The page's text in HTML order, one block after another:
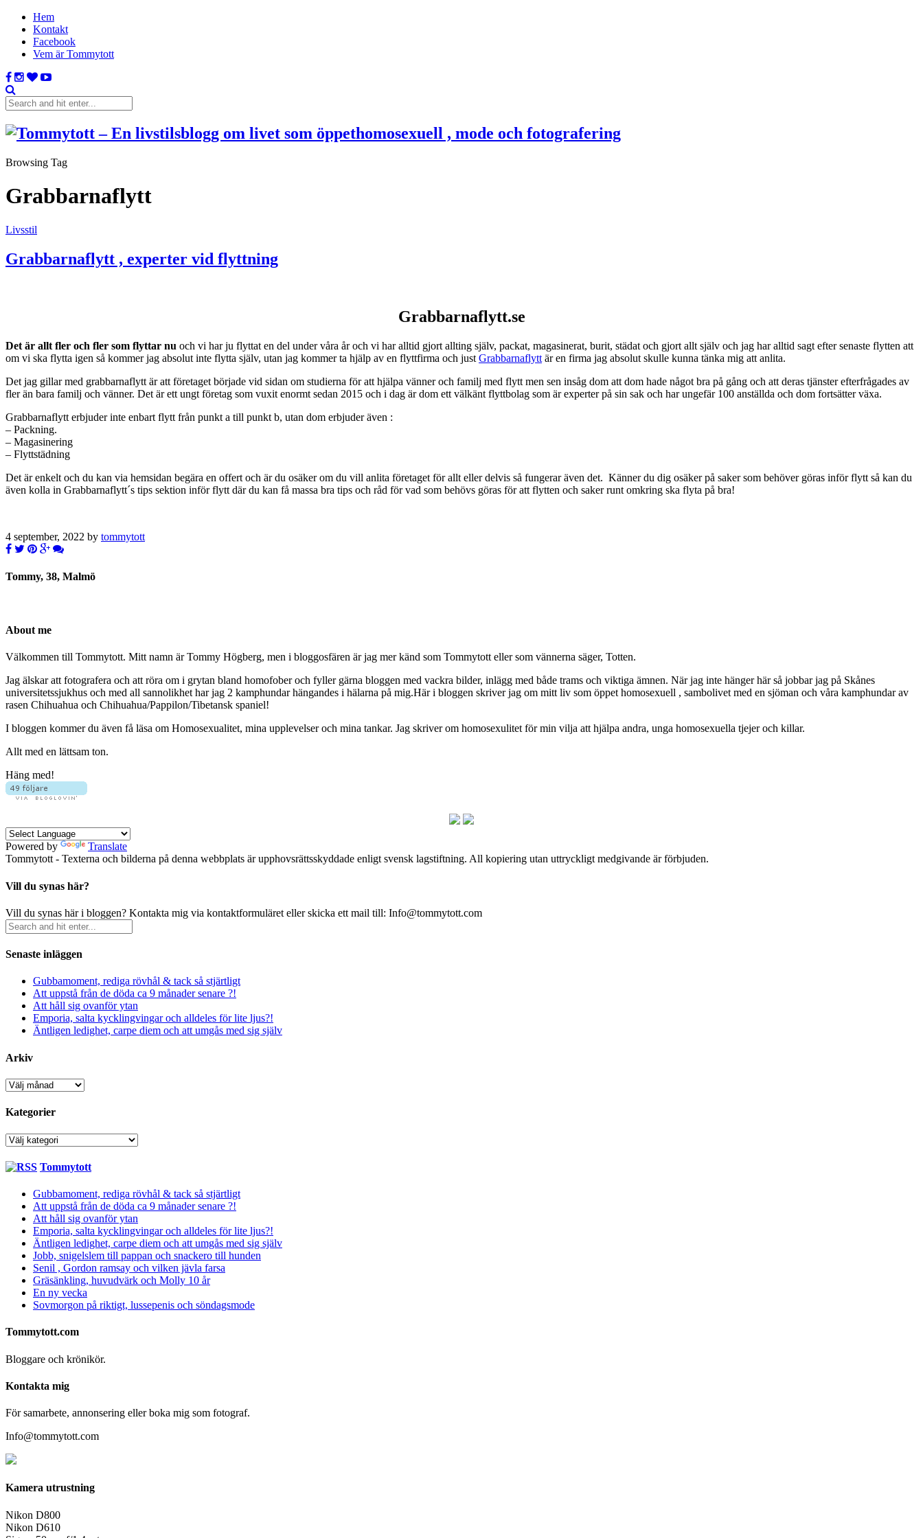
Hem
Kontakt
Facebook
Vem är Tommytott
Browsing Tag
Grabbarnaflytt
Livsstil
Grabbarnaflytt , experter vid flyttning
Grabbarnaflytt.se
Det är allt fler och fler som flyttar nu och vi har ju flyttat en del under våra år och vi har alltid gjort allting själv, packat, magasinerat, burit, städat och gjort allt själv och jag har alltid sagt efter senaste flytten att
om vi ska flytta igen så kommer jag absolut inte flytta själv, utan jag kommer ta hjälp av en flyttfirma och just Grabbarnaflytt är en firma jag absolut skulle kunna tänka mig att anlita.
Det jag gillar med grabbarnaflytt är att företaget började vid sidan om studierna för att hjälpa vänner och familj med flytt men sen insåg dom att dom hade något bra på gång och att deras tjänster efterfrågades av
fler än bara familj och vänner. Det är ett ungt företag som vuxit enormt sedan 2015 och i dag är dom ett välkänt flyttbolag som är experter på sin sak och har ungefär 100 anställda och dom fortsätter växa.
Grabbarnaflytt erbjuder inte enbart flytt från punkt a till punkt b, utan dom erbjuder även :
– Packning.
– Magasinering
– Flyttstädning
Det är enkelt och du kan via hemsidan begära en offert och är du osäker om du vill anlita företaget för allt eller delvis så fungerar även det. Känner du dig osäker på saker som behöver göras inför flytt så kan du
även kolla in Grabbarnaflytt´s tips sektion inför flytt där du kan få massa bra tips och råd för vad som behövs göras för att flytten och saker runt omkring ska flyta på bra!
4 september, 2022 by tommytott
Tommy, 38, Malmö
About me
Välkommen till Tommytott. Mitt namn är Tommy Högberg, men i bloggosfären är jag mer känd som Tommytott eller som vännerna säger, Totten.
Jag älskar att fotografera och att röra om i grytan bland homofober och fyller gärna bloggen med vackra bilder, inlägg med både trams och viktiga ämnen. När jag inte hänger här så jobbar jag på Skånes
universitetssjukhus och med all sannolikhet har jag 2 kamphundar hängandes i hälarna på mig.Här i bloggen skriver jag om mitt liv som öppet homosexuell , sambolivet med en sjöman och våra kamphundar av
rasen Chihuahua och Chihuahua/Pappilon/Tibetansk spaniel!
I bloggen kommer du även få läsa om Homosexualitet, mina upplevelser och mina tankar. Jag skriver om homosexulitet för min vilja att hjälpa andra, unga homosexuella tjejer och killar.
Allt med en lättsam ton.
Häng med!
Powered by
Translate
Tommytott - Texterna och bilderna på denna webbplats är upphovsrättsskyddade enligt svensk lagstiftning. All kopiering utan uttryckligt medgivande är förbjuden.
Vill du synas här?
Vill du synas här i bloggen? Kontakta mig via kontaktformuläret eller skicka ett mail till: Info@tommytott.com
Senaste inläggen
Gubbamoment, rediga rövhål & tack så stjärtligt
Att uppstå från de döda ca 9 månader senare ?!
Att håll sig ovanför ytan
Emporia, salta kycklingvingar och alldeles för lite ljus?!
Äntligen ledighet, carpe diem och att umgås med sig själv
Arkiv
Arkiv
Kategorier
Kategorier
Tommytott
Gubbamoment, rediga rövhål & tack så stjärtligt
Att uppstå från de döda ca 9 månader senare ?!
Att håll sig ovanför ytan
Emporia, salta kycklingvingar och alldeles för lite ljus?!
Äntligen ledighet, carpe diem och att umgås med sig själv
Jobb, snigelslem till pappan och snackero till hunden
Senil , Gordon ramsay och vilken jävla farsa
Gräsänkling, huvudvärk och Molly 10 år
En ny vecka
Sovmorgon på riktigt, lussepenis och söndagsmode
Tommytott.com
Bloggare och krönikör.
Kontakta mig
För samarbete, annonsering eller boka mig som fotograf.
Info@tommytott.com
Kamera utrustning
Nikon D800
Nikon D610